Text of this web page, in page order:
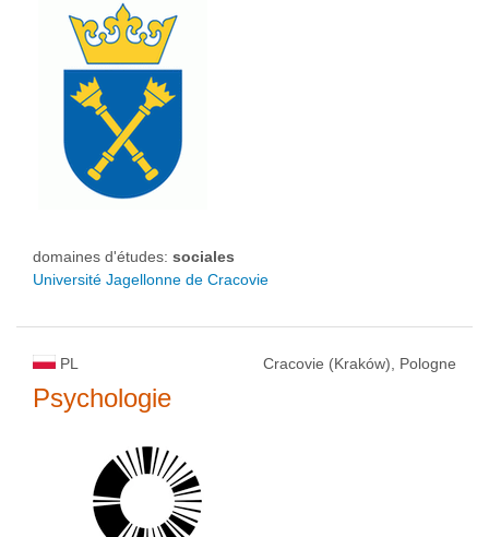
domaines d'études: sociales
Université Jagellonne de Cracovie
PL Cracovie (Kraków), Pologne
Psychologie